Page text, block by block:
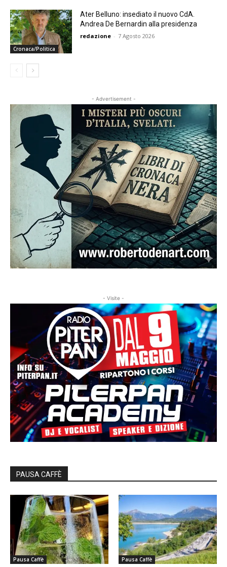
Cronaca/Politica
Ater Belluno: insediato il nuovo CdA.
Andrea De Bernardin alla presidenza
redazione - 7 Agosto 2026
- Advertisement -
- Visite -
PAUSA CAFFÈ
Pausa Caffè Pausa Caffè